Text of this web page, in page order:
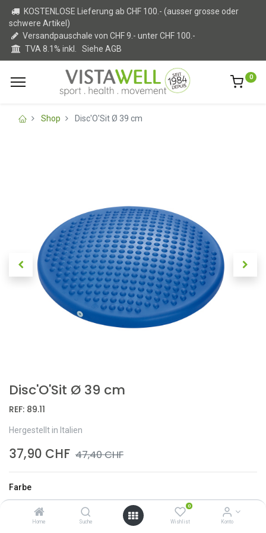
Home Suche
0
Wishlist Konto
KOSTENLOSE Lieferung ab CHF 100.- (ausser grosse oder
schwere Artikel)
Versandpauschale von CHF 9.- unter CHF 100.-
TVA 8.1% inkl. Siehe AGB
0
Shop Disc'O'Sit Ø 39 cm
Disc'O'Sit Ø 39 cm
REF: 89.11
Hergestellt in Italien
37,90 CHF 47,40CHF
Farbe
grau